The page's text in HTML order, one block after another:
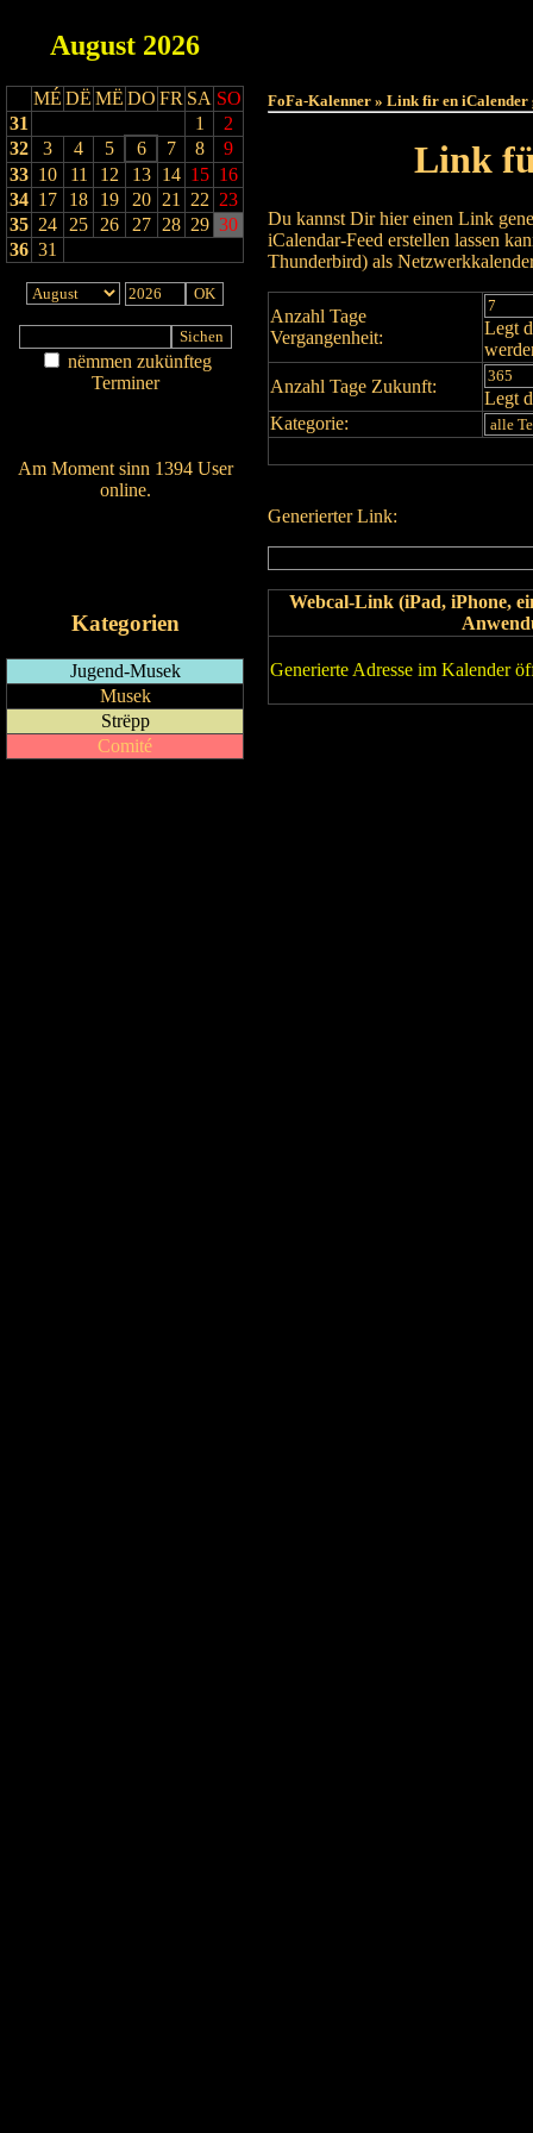
August 2026
MÉ DË MË DO FR SA SO
31
1
2
32
3 4 5 6 7 8
9
33 10 11 12 13 14 15 16
34 17 18 19 20 21 22 23
35 24 25 26 27 28 29 30
36 31
nëmmen zukünfteg
Terminer
Am Moment sinn 1394 User
online.
Kategorien
Jugend-Musek
Musek
Strëpp
Comité
FoFa-Kalenner » Link fir en iCalender
Link
Du kannst Dir hier einen Link
iCalendar-Feed erstellen lassen
Thunderbird) als
Anzahl Tage
Vergangenheit:
Legt
Anzahl Tage Zukunft:
Legt
Kategorie:
Generierter Link:
Webcal-Link (iPad, iPhone,
Generierte Adresse im Kalender